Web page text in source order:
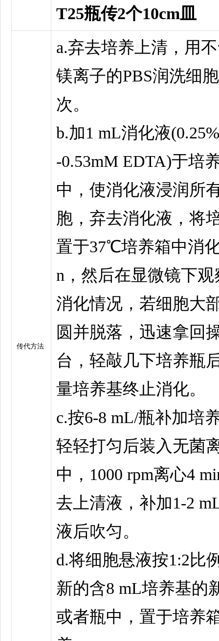
T25瓶传2个10cm皿
传代方法
a.弃去培养上清，用
镁离子的PBS润洗细
次。
b.加1 mL消化液
-0.53mM EDTA)于培
中，使消化液浸润所
胞，弃去消化液，将
置于37℃培养箱中消
n，然后在显微镜下观
消化情况，若细胞大
圆并脱落，迅速拿回
台，轻敲几下培养瓶
量培养基终止消化
c.按6-8 mL/瓶补加培
轻轻打匀后装入无菌
中，1000 rpm离心4
去上清液，补加1-2
液后吹匀。
d.将细胞悬液按1:2比
新的含8 mL培养基的
或者瓶中，置于培养